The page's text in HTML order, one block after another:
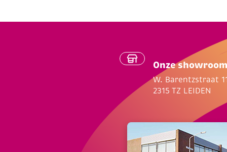
Onze showroom
W. Barentzstraat
2315 TZ LEIDEN